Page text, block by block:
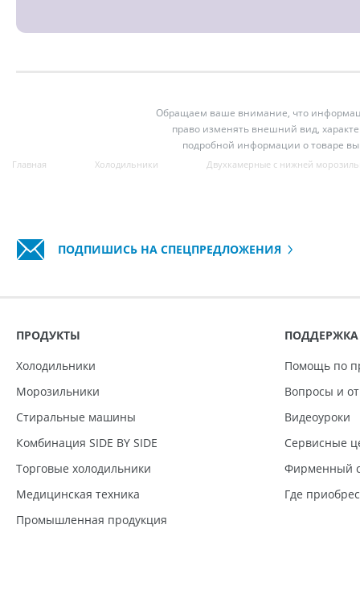
Обращаем ваше внимание, что
право изменять внешний вид,
подробной информации о товаре
Главная Холодильники Двухкамерные с нижней
ПОДПИШИСЬ НА СПЕЦПРЕДЛОЖЕНИЯ
ПРОДУКТЫ
Холодильники
Морозильники
Стиральные машины
Комбинация SIDE BY SIDE
Торговые холодильники
Медицинская техника
Промышленная продукция
ПОДДЕРЖКА
Помощь по
Вопросы и
Видеоуроки
Сервисные
Фирменный
Где